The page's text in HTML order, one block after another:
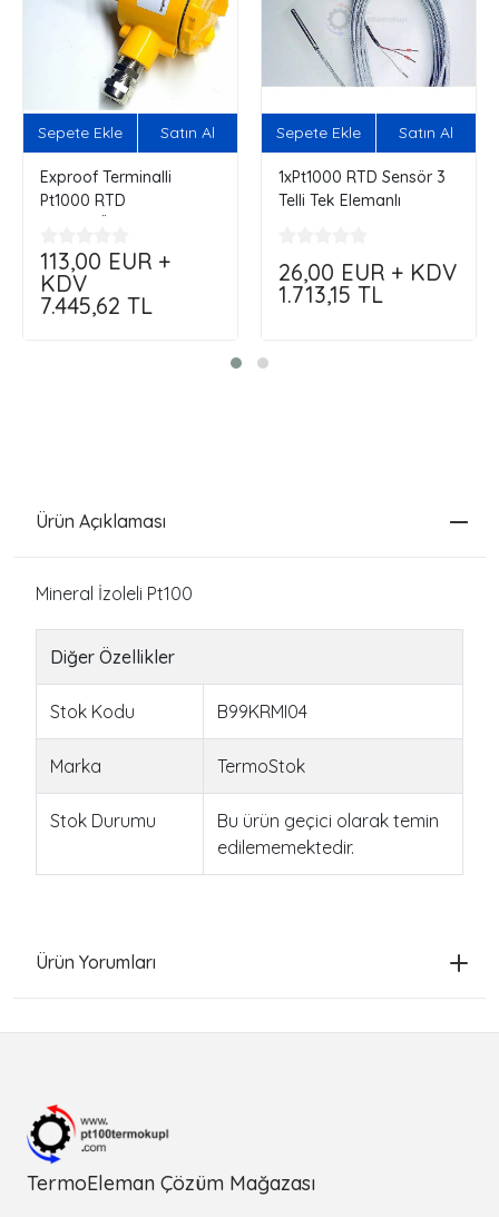
Exproof Terminalli
Pt1000 RTD
!!!
113,00 EUR +
KDV
7.445,62 TL
Sepete Ekle Satın Al
1xPt1000 RTD Sensör 3
Telli Tek Elemanlı
26,00 EUR + KDV
1.713,15 TL
Sepete Ekle Satın Al
Ürün Açıklaması
Mineral İzoleli Pt100
Diğer Özellikler
Stok Kodu B99KRMI04
Marka TermoStok
Stok Durumu
Bu ürün geçici olarak temin
edilememektedir.
Ürün Yorumları
TermoEleman Çözüm Mağazası